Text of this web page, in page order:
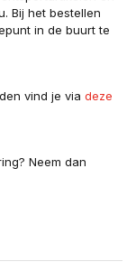
Bij het bestellen
in de buurt te
vind je via deze
Neem dan